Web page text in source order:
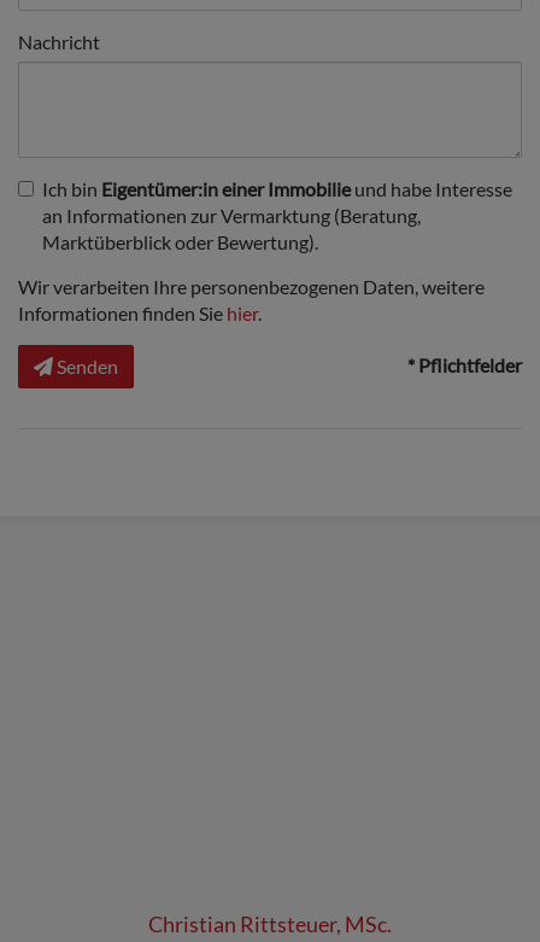
Nachricht
Ich bin Eigentümer:in einer Immobilieund habe Interesse
an Informationen zur Vermarktung (Beratung,
Marktüberblick oder Bewertung).
Wir verarbeiten Ihre personenbezogenen Daten, weitere
Informationen finden Sie hier.
Senden * Pflichtfelder
Christian Rittsteuer, MSc.